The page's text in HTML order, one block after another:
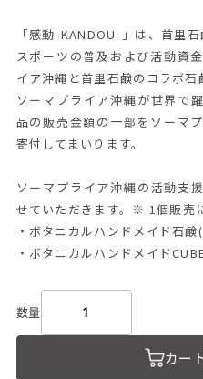
「感動-KANDOU-」は、首里
スポーツの普及および活動資
イア沖縄と首里石鹸のコラボ石
ソーマプライア沖縄が世界で
品の販売金額の一部をソーマ
寄付してまいります。
ソーマプライア沖縄の活動支
せていただきます。※ 1個販売
・ボタニカルハンドメイド石
・ボタニカルハンドメイド
数量
カー